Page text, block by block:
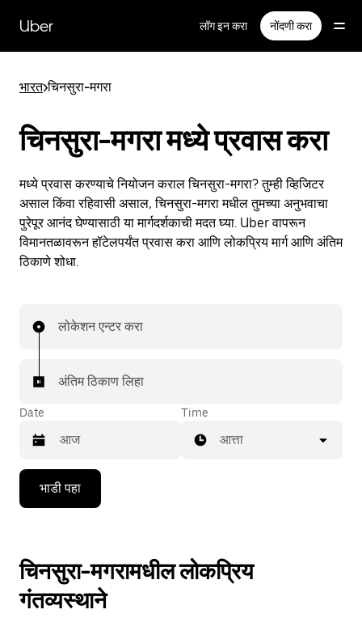
सामग्रीवरUber लॉग इन करा नोंदणी करा
भारत>चिनसुरा-मगरा
चिनसुरा-मगरा मध्ये प्रवास करा
मध्ये प्रवास करण्याचे नियोजन कराल चिनसुरा-मगरा? तुम्ही व्हिजिटर
असाल किंवा रहिवासी असाल, चिनसुरा-मगरा मधील तुमच्या अनुभवाचा
पुरेपूर आनंद घेण्यासाठी या मार्गदर्शकाची मदत घ्या. Uber वापरून
विमानतळावरून हॉटेलपर्यंत प्रवास करा आणि लोकप्रिय मार्ग आणि अंतिम
ठिकाणे शोधा.
लोकेशन एन्टर करा
अंतिम ठिकाण लिहा
Date
Press
down
interact
with
the
calendar
Time
आत्ता
भाडी पहा
चिनसुरा-मगरामधील लोकप्रिय
गंतव्यस्थाने